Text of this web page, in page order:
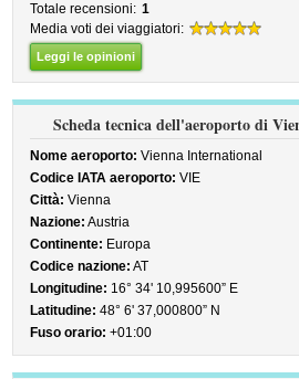
Totale recensioni: 1
Media voti dei viaggiatori:
Leggi le opinioni
Scheda tecnica dell'aeroporto di
Nome aeroporto: Vienna International
Codice IATA aeroporto: VIE
Città: Vienna
Nazione: Austria
Continente: Europa
Codice nazione: AT
Longitudine: 16° 34' 10,995600” E
Latitudine: 48° 6' 37,000800” N
Fuso orario: +01:00